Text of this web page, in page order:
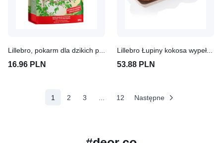
16.96 PLN 53.88 PLN
1 (aktualne)
2 3 12 Następne